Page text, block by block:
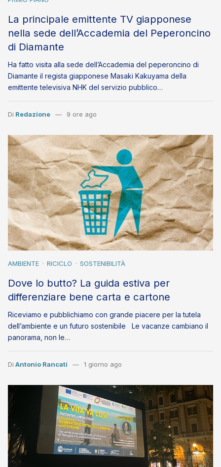
La principale emittente TV giapponese
nella sede dell’Accademia del Peperoncino
di Diamante
Ha fatto visita alla sede dell’Accademia del peperoncino di
Diamante il regista giapponese Masaki Kakuyama della
emittente televisiva NHK del servizio pubblico…
Di Redazione 9 ore ago
AMBIENTE RICICLO SOSTENIBILITÀ
Dove lo butto? La guida estiva per
differenziare bene carta e cartone
Riceviamo e pubblichiamo con grande piacere per la tutela
dell’ambiente e un futuro sostenibile Le vacanze cambiano il
panorama, non le…
Di Antonio Rancati 1 giorno ago